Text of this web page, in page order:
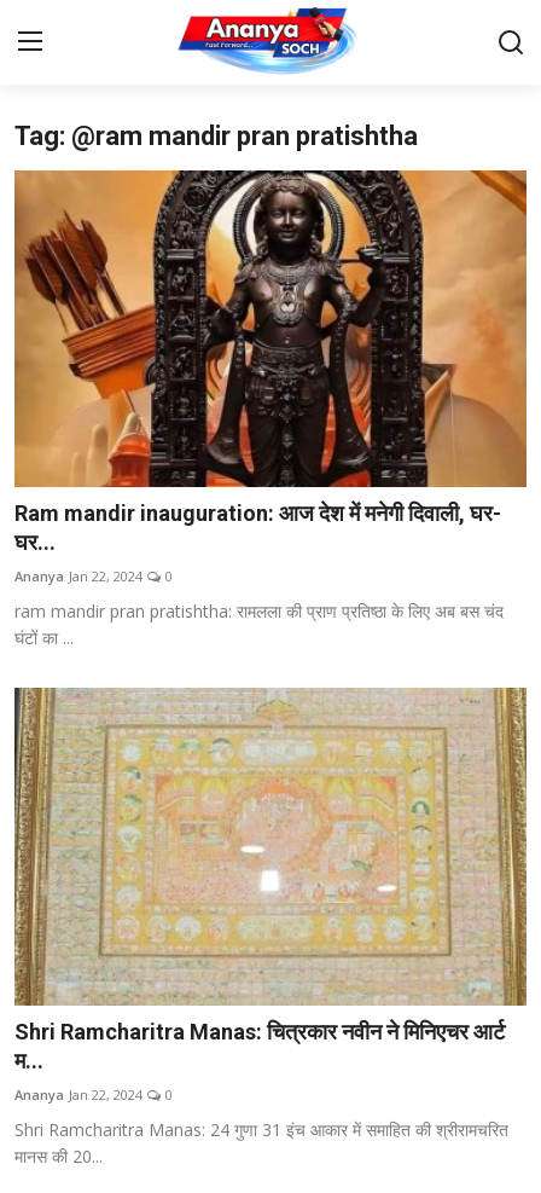
Home
Contact
About Us
राजनीति
मनोरंजन
शिक्षा
राजस्थान
ट्रेंडिंग
Hindi
Tag: @ram mandir pran pratishtha
Ram mandir inauguration: आज देश में मनेगी दिवाली, घर-
घर...
Ananya Jan 22, 2024 0
ram mandir pran pratishtha: रामलला की प्राण प्रतिष्ठा के लिए अब बस चंद
घंटों का ...
Shri Ramcharitra Manas: चित्रकार नवीन ने मिनिएचर आर्ट
म...
Ananya Jan 22, 2024 0
Shri Ramcharitra Manas: 24 गुणा 31 इंच आकार में समाहित की श्रीरामचरित
मानस की 20...